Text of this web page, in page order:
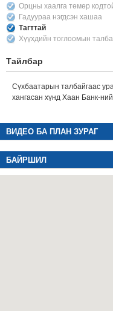
Орцны хаалга төмөр
Гадуураа нэгдсэн хашаа
Тагттай
Хүүхдийн тоглоомын
Тайлбар
Сүхбаатарын талбайгаас
хангасан хүнд Хаан Банк-
ВИДЕО БА ПЛАН ЗУРАГ
БАЙРШИЛ